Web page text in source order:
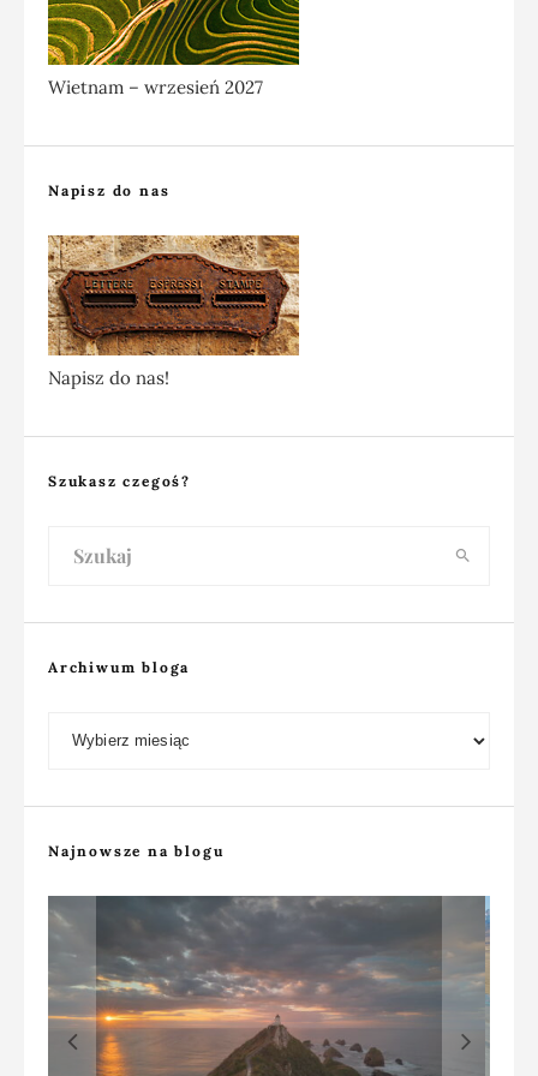
Wietnam – wrzesień 2027
Napisz do nas
Napisz do nas!
Szukasz czegoś?
Archiwum bloga
Najnowsze na blogu